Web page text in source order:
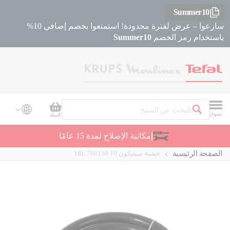
Summer10
سارعوا – عرض لفترة محدودة! استمتعوا بخصم إضافي 10%
باستخدام رمز الخصم Summer10
تسوق
بحث
سلة
السلة
دعم العملاء
الصفحة الرئيسية حشية سيليكون 10 18L 790138